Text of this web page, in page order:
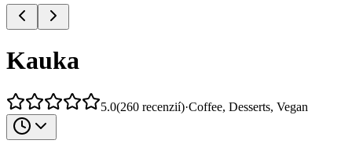
Kauka
5.0(260 recenzií)·Coffee, Desserts, Vegan